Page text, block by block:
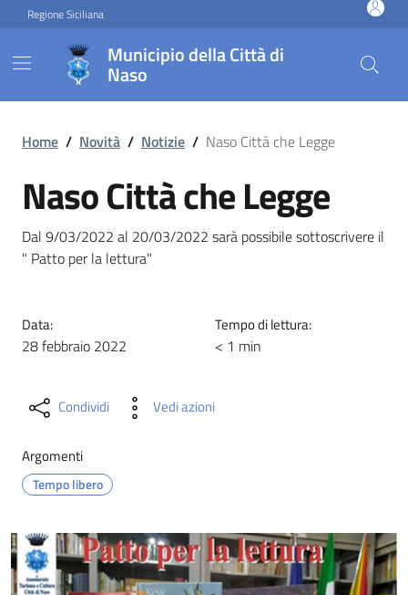
Vai ai contenuti
Vai al footer
Regione Siciliana
Municipio della Città di
Naso
Naso Città che Legge
Home / Novità / Notizie / Naso Città che Legge
Naso Città che Legge
Dal 9/03/2022 al 20/03/2022 sarà possibile sottoscrivere il
" Patto per la lettura"
Data:
28 febbraio 2022
Tempo di lettura:
< 1 min
Condividi Vedi azioni
Argomenti
Tempo libero